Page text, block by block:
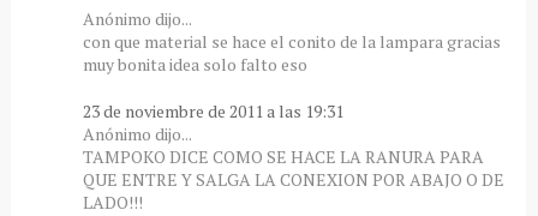
Anónimo dijo...
con que material se hace el conito de la lampara gracias
muy bonita idea solo falto eso
23 de noviembre de 2011 a las 19:31
Anónimo dijo...
TAMPOKO DICE COMO SE HACE LA RANURA PARA
QUE ENTRE Y SALGA LA CONEXION POR ABAJO O DE
LADO!!!